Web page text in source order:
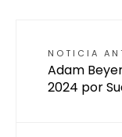
NOTICIA
Adam
2024 por